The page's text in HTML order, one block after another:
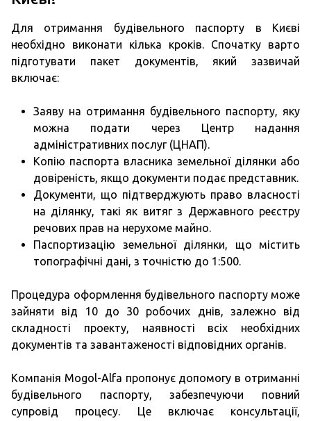
Для отримання будівельного паспорту в Києві
необхідно виконати кілька кроків. Спочатку варто
підготувати пакет документів, який зазвичай
включає:
Заяву на отримання будівельного паспорту, яку
можна подати через Центр надання
адміністративних послуг (ЦНАП).
Копію паспорта власника земельної ділянки або
довіреність, якщо документи подає представник.
Документи, що підтверджують право власності
на ділянку, такі як витяг з Державного реєстру
речових прав на нерухоме майно.
Паспортизацію земельної ділянки, що містить
топографічні дані, з точністю до 1:500.
Процедура оформлення будівельного паспорту може
зайняти від 10 до 30 робочих днів, залежно від
складності проекту, наявності всіх необхідних
документів та завантаженості відповідних органів.
Компанія Mogol-Alfa пропонує допомогу в отриманні
будівельного паспорту, забезпечуючи повний
супровід процесу. Це включає консультації,